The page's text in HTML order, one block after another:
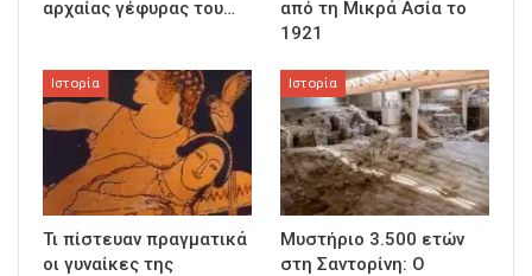
αρχαίας γέφυρας του…
από τη Μικρά Ασία το
1921
Ιστορία
Τι πίστευαν πραγματικά
οι γυναίκες της
Ιστορία
Μυστήριο 3.500 ετών
στη Σαντορίνη: Ο